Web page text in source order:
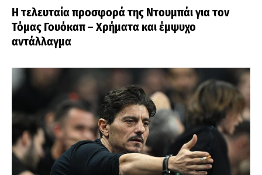
Η τελευταία προσφορά της Ντουμπάι για τον
Τόμας Γουόκαπ – Χρήματα και έμψυχο
αντάλλαγμα